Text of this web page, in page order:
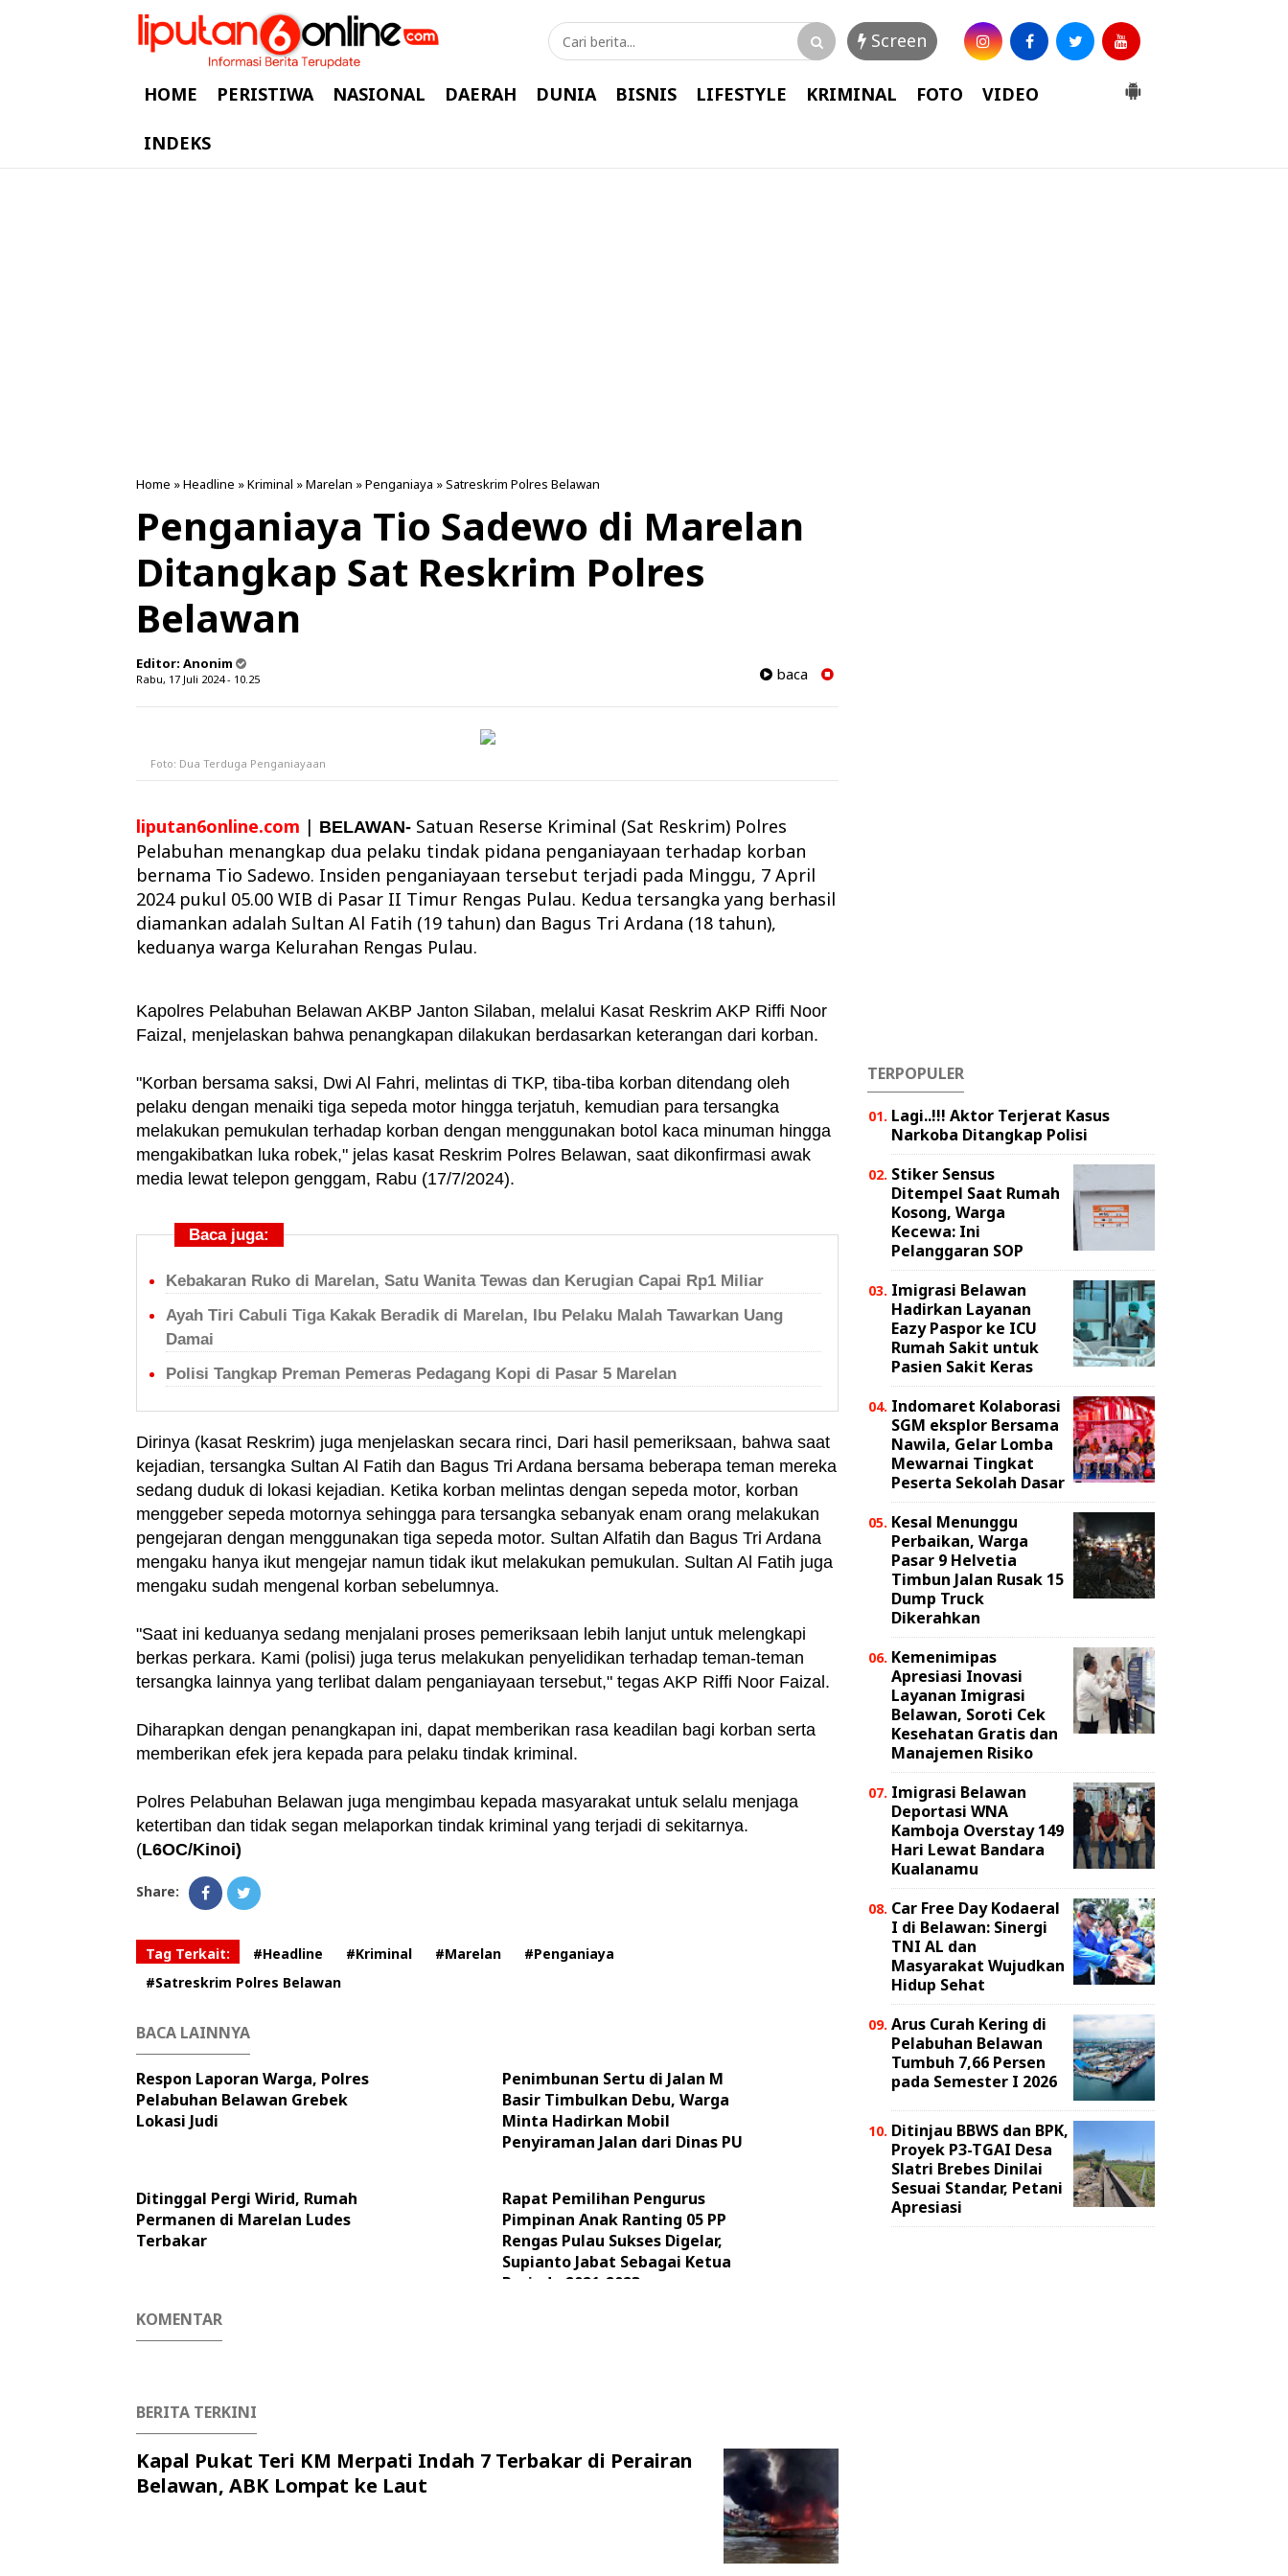
Screen
HOME PERISTIWA NASIONAL DAERAH DUNIA BISNIS LIFESTYLE KRIMINAL FOTO VIDEO
INDEKS
Home »Headline »Kriminal »Marelan »Penganiaya »Satreskrim Polres Belawan
Penganiaya Tio Sadewo di Marelan
Ditangkap Sat Reskrim Polres
Belawan
Editor: Anonim
Rabu, 17 Juli 2024 - 10.25 baca
Foto: Dua Terduga Penganiayaan
liputan6online.com | BELAWAN- Satuan Reserse Kriminal (Sat Reskrim) Polres
Pelabuhan menangkap dua pelaku tindak pidana penganiayaan terhadap korban
bernama Tio Sadewo. Insiden penganiayaan tersebut terjadi pada Minggu, 7 April
2024 pukul 05.00 WIB di Pasar II Timur Rengas Pulau. Kedua tersangka yang berhasil
diamankan adalah Sultan Al Fatih (19 tahun) dan Bagus Tri Ardana (18 tahun),
keduanya warga Kelurahan Rengas Pulau.
Kapolres Pelabuhan Belawan AKBP Janton Silaban, melalui Kasat Reskrim AKP Riffi Noor
Faizal, menjelaskan bahwa penangkapan dilakukan berdasarkan keterangan dari korban.
"Korban bersama saksi, Dwi Al Fahri, melintas di TKP, tiba-tiba korban ditendang oleh
pelaku dengan menaiki tiga sepeda motor hingga terjatuh, kemudian para tersangka
melakukan pemukulan terhadap korban dengan menggunakan botol kaca minuman hingga
mengakibatkan luka robek," jelas kasat Reskrim Polres Belawan, saat dikonfirmasi awak
media lewat telepon genggam, Rabu (17/7/2024).
Baca juga:
Kebakaran Ruko di Marelan, Satu Wanita Tewas dan Kerugian Capai Rp1 Miliar
Ayah Tiri Cabuli Tiga Kakak Beradik di Marelan, Ibu Pelaku Malah Tawarkan Uang
Damai
Polisi Tangkap Preman Pemeras Pedagang Kopi di Pasar 5 Marelan
Dirinya (kasat Reskrim) juga menjelaskan secara rinci, Dari hasil pemeriksaan, bahwa saat
kejadian, tersangka Sultan Al Fatih dan Bagus Tri Ardana bersama beberapa teman mereka
sedang duduk di lokasi kejadian. Ketika korban melintas dengan sepeda motor, korban
menggeber sepeda motornya sehingga para tersangka sebanyak enam orang melakukan
pengejaran dengan menggunakan tiga sepeda motor. Sultan Alfatih dan Bagus Tri Ardana
mengaku hanya ikut mengejar namun tidak ikut melakukan pemukulan. Sultan Al Fatih juga
mengaku sudah mengenal korban sebelumnya.
"Saat ini keduanya sedang menjalani proses pemeriksaan lebih lanjut untuk melengkapi
berkas perkara. Kami (polisi) juga terus melakukan penyelidikan terhadap teman-teman
tersangka lainnya yang terlibat dalam penganiayaan tersebut," tegas AKP Riffi Noor Faizal.
Diharapkan dengan penangkapan ini, dapat memberikan rasa keadilan bagi korban serta
memberikan efek jera kepada para pelaku tindak kriminal.
Polres Pelabuhan Belawan juga mengimbau kepada masyarakat untuk selalu menjaga
ketertiban dan tidak segan melaporkan tindak kriminal yang terjadi di sekitarnya.
(L6OC/Kinoi)
Share:
Tag Terkait: #Headline #Kriminal #Marelan
#Penganiaya
#Satreskrim Polres Belawan
BACA LAINNYA
Respon Laporan Warga, Polres
Pelabuhan Belawan Grebek
Lokasi Judi
Penimbunan Sertu di Jalan M
Basir Timbulkan Debu, Warga
Minta Hadirkan Mobil
Penyiraman Jalan dari Dinas PU
Ditinggal Pergi Wirid, Rumah
Permanen di Marelan Ludes
Terbakar
Rapat Pemilihan Pengurus
Pimpinan Anak Ranting 05 PP
Rengas Pulau Sukses Digelar,
Supianto Jabat Sebagai Ketua
Periode 2021-2023
KOMENTAR
BERITA TERKINI
Kapal Pukat Teri KM Merpati Indah 7 Terbakar di Perairan
Belawan, ABK Lompat ke Laut
TERPOPULER
Lagi..!!! Aktor Terjerat Kasus
Narkoba Ditangkap Polisi
Stiker Sensus
Ditempel Saat Rumah
Kosong, Warga
Kecewa: Ini
Pelanggaran SOP
Imigrasi Belawan
Hadirkan Layanan
Eazy Paspor ke ICU
Rumah Sakit untuk
Pasien Sakit Keras
Indomaret Kolaborasi
SGM eksplor Bersama
Nawila, Gelar Lomba
Mewarnai Tingkat
Peserta Sekolah Dasar
Kesal Menunggu
Perbaikan, Warga
Pasar 9 Helvetia
Timbun Jalan Rusak 15
Dump Truck
Dikerahkan
Kemenimipas
Apresiasi Inovasi
Layanan Imigrasi
Belawan, Soroti Cek
Kesehatan Gratis dan
Manajemen Risiko
Imigrasi Belawan
Deportasi WNA
Kamboja Overstay 149
Hari Lewat Bandara
Kualanamu
Car Free Day Kodaeral
I di Belawan: Sinergi
TNI AL dan
Masyarakat Wujudkan
Hidup Sehat
Arus Curah Kering di
Pelabuhan Belawan
Tumbuh 7,66 Persen
pada Semester I 2026
Ditinjau BBWS dan BPK,
Proyek P3-TGAI Desa
Slatri Brebes Dinilai
Sesuai Standar, Petani
Apresiasi